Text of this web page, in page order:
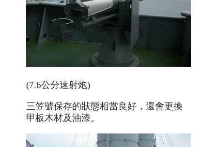
(7.6公分速射炮)
三笠號保存的狀態相當良好，還會更換
甲板木材及油漆。